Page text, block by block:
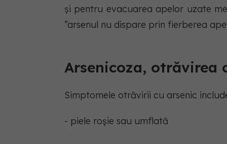
și pentru evacuarea apelor uzate
”arsenul nu dispare prin fierberea
Arsenicoza, otrăvirea
Simptomele otrăvirii cu arsenic
- piele roșie sau umflată